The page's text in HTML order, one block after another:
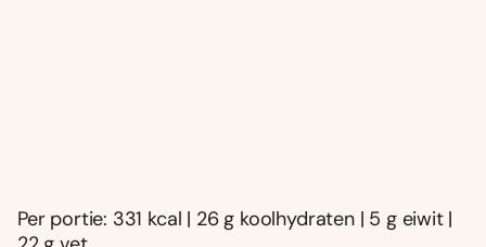
Per portie: 331 kcal | 26 g koolhydraten | 5 g eiwit |